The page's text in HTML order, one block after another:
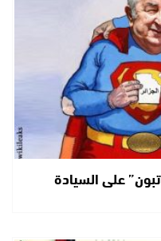
على السيادة